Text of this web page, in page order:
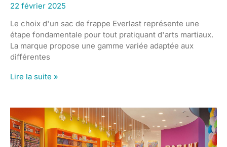
22 février 2025
Le choix d'un sac de frappe Everlast représente une
étape fondamentale pour tout pratiquant d'arts martiaux.
La marque propose une gamme variée adaptée aux
différentes
Lire la suite »